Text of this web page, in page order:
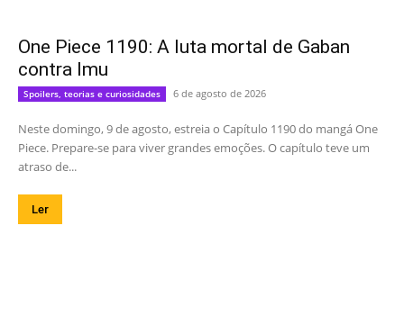
One Piece 1190: A luta mortal de Gaban
contra Imu
Spoilers, teorias e curiosidades 6 de agosto de 2026
Neste domingo, 9 de agosto, estreia o Capítulo 1190 do mangá One
Piece. Prepare-se para viver grandes emoções. O capítulo teve um
atraso de...
Ler